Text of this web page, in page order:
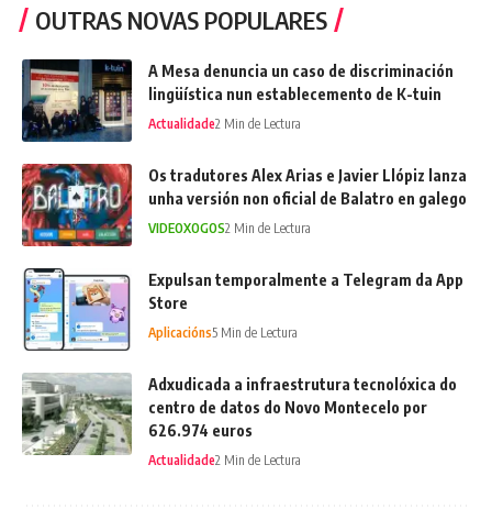
OUTRAS NOVAS POPULARES
A Mesa denuncia un caso de discriminación
lingüística nun establecemento de K-tuin
Actualidade2 Min de Lectura
Os tradutores Alex Arias e Javier Llópiz lanza
unha versión non oficial de Balatro en galego
VIDEOXOGOS2 Min de Lectura
Expulsan temporalmente a Telegram da App
Store
Aplicacións5 Min de Lectura
Adxudicada a infraestrutura tecnolóxica do
centro de datos do Novo Montecelo por
626.974 euros
Actualidade2 Min de Lectura